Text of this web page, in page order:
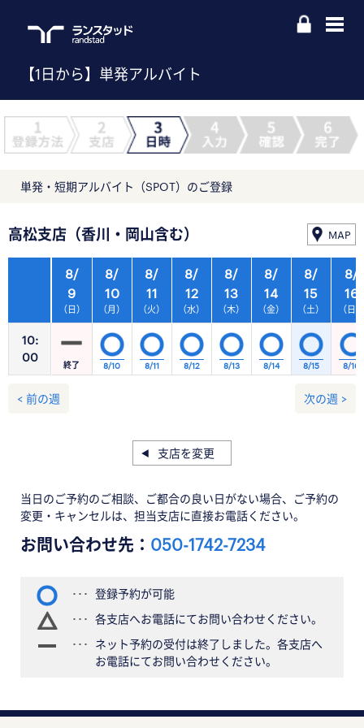
【1日から】単発アルバイト
単発・短期アルバイト（SPOT）のご登録
高松支店（香川・岡山含む） MAP
10:
00
8/
9
（日）
8/
10
（月）
8/
11
（火）
8/
12
（水）
8/
13
（木）
8/
14
（金）
8/
15
（土）
終了 8/10 8/11 8/12 8/13 8/14 8/15
8/
16
（日）
8/16
< 前の週 次の週 >
支店を変更
当日のご予約のご相談、ご都合の良い日がない場合、ご予約の
変更・キャンセルは、担当支店に直接お電話ください。
お問い合わせ先： 050-1742-7234
登録予約が可能
各支店へお電話にてお問い合わせください。
ネット予約の受付は終了しました。各支店へ
お電話にてお問い合わせください。